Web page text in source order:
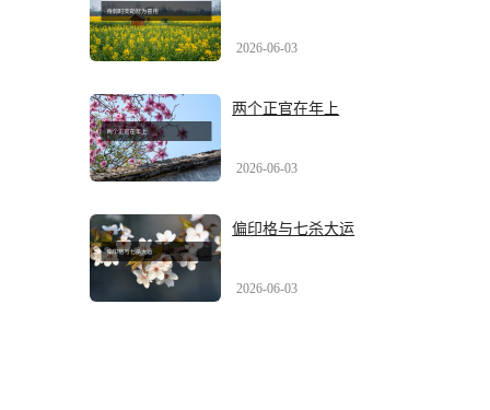
2026-06-03
两个正官在年上
2026-06-03
偏印格与七杀大运
2026-06-03